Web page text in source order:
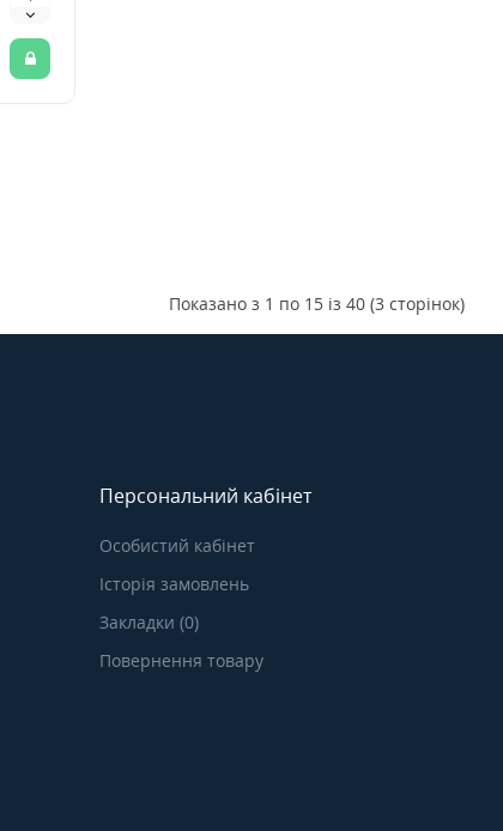
Показано з 1 по 15 із 40 (3 сторінок)
Персональний кабінет
Особистий кабінет
Історія замовлень
Закладки (0)
Повернення товару